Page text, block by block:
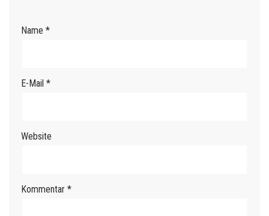
Name *
E-Mail *
Website
Kommentar *